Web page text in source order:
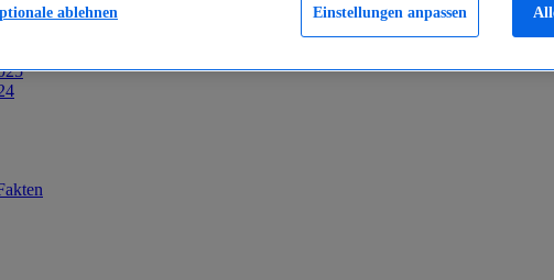
2024
Bürgergeld in Deutschland 2005-2025
Einstellungen anpassen
ablehnen